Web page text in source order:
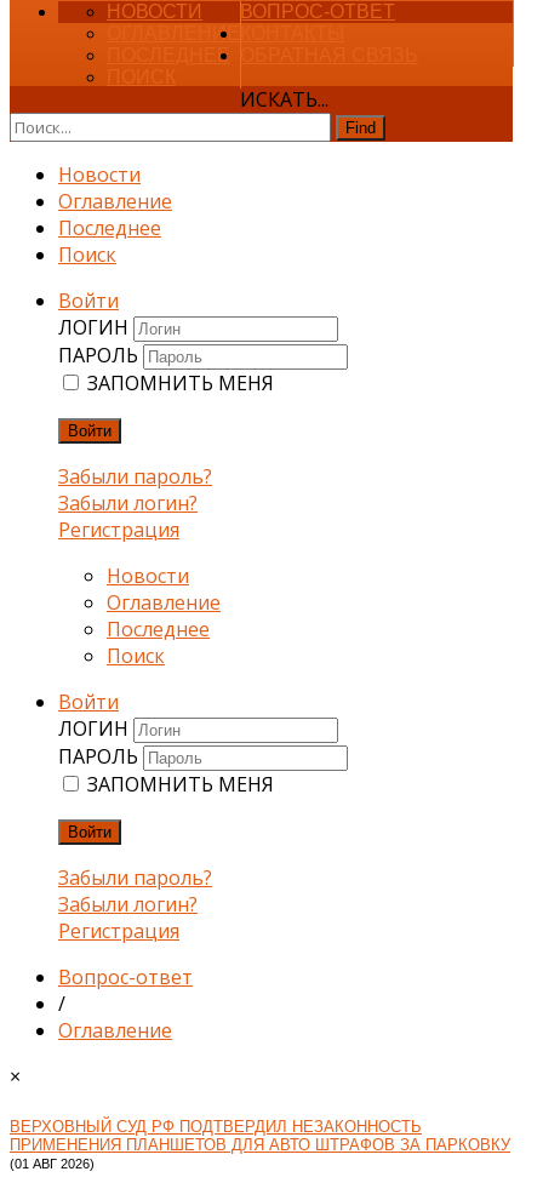
ВОПРОС-ОТВЕТ
НОВОСТИ
ОГЛАВЛЕНИЕ
ПОСЛЕДНЕЕ
ИСКАТЬ...
Find
Новости
Оглавление
Последнее
Поиск
Войти
ЛОГИН
ПАРОЛЬ
ЗАПОМНИТЬ МЕНЯ
Войти
Забыли пароль?
Забыли логин?
Регистрация
Новости
Оглавление
Последнее
Поиск
Войти
ЛОГИН
ПАРОЛЬ
ЗАПОМНИТЬ МЕНЯ
Войти
Забыли пароль?
Забыли логин?
Регистрация
Вопрос-ответ
/
Оглавление
×
ВЕРХОВНЫЙ СУД РФ ПОДТВЕРДИЛ НЕЗАКОННОСТЬ
ПРИМЕНЕНИЯ ПЛАНШЕТОВ ДЛЯ АВТО ШТРАФОВ ЗА ПАРКОВКУ
(01 АВГ 2026)